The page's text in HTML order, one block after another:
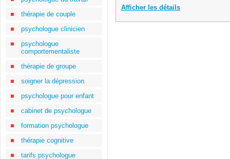
thérapie de couple
psychologue clinicien
psychologue
comportementaliste
thérapie de groupe
soigner la dépression
psychologue pour enfant
cabinet de psychologue
formation psychologue
thérapie cognitive
tarifs psychologue
Afficher les détails